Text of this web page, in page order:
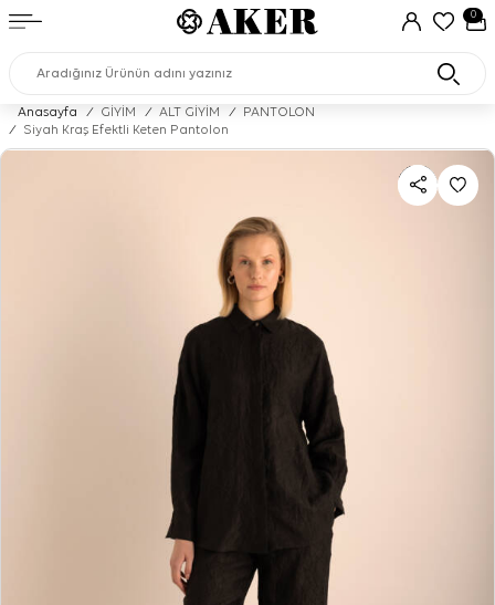
0
Anasayfa / GİYİM / ALT GİYİM /
PANTOLON
/
Siyah Kraş Efektli Keten Pantolon